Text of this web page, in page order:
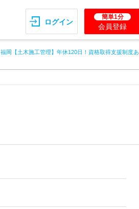
ログイン
簡単1分
会員登録
福岡【土木施工管理】年休120日！資格取得支援制度あ